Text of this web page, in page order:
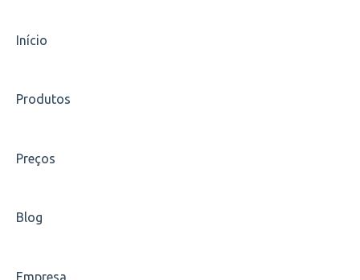
Início
Produtos
Preços
Blog
Empresa